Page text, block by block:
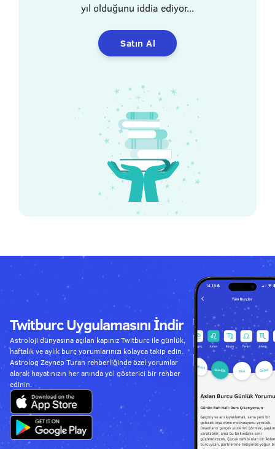
yıl olduğunu iddia ediyor...
Satın Al
Twitburc Uygulamasını İndir
Astroloji dünyasına açılan kapınız Twitburc ile günlük,
haftalık ve aylık burç yorumlarınızı kolayca takip edin.
Astrolog Zeynep Turan rehberliğinde özel yorumlar
alarak hayatınızın her anında yol gösterici bir rehber
edinin.